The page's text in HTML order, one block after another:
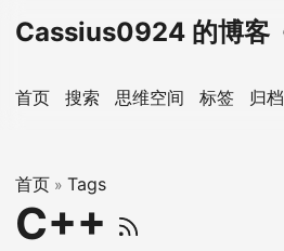
Cassius0924 的博客
首页 搜索 思维空间 标签 归档
首页 » Tags
C++